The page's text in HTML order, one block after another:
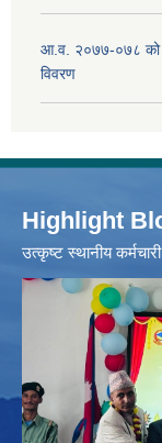
आ.व. २०७७-०७८ को
विवरण
Highlight
उत्‍कृष्ट स्थानीय